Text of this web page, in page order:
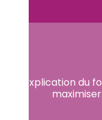
Explication du